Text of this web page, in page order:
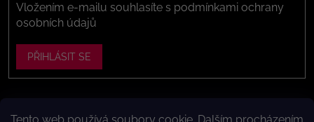
Vložením e-mailu souhlasíte s podmínkami ochrany
osobních údajů
PŘIHLÁSIT SE